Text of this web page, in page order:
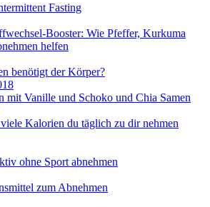
Fasting
Booster: Wie Pfeffer, Kurkuma
helfen
benötigt der Körper?
mit Vanille und Schoko und Chia Samen
Kalorien du täglich zu dir nehmen
ohne Sport abnehmen
zum Abnehmen